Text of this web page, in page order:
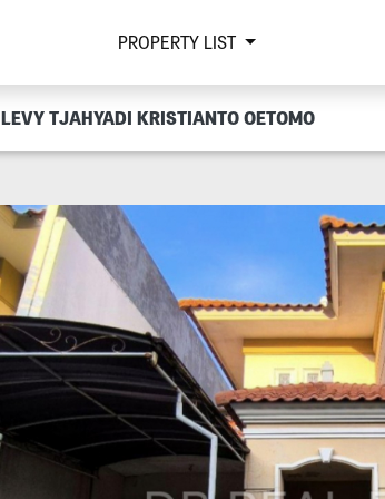
PROPERTY LIST
LEVY TJAHYADI KRISTIANTO OETOMO